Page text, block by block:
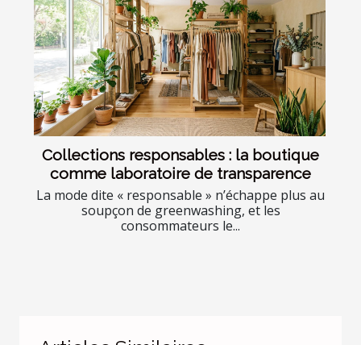
Collections responsables : la boutique
comme laboratoire de transparence
La mode dite « responsable » n’échappe plus au
soupçon de greenwashing, et les
consommateurs le...